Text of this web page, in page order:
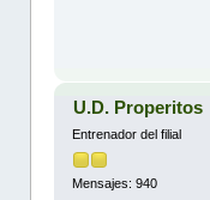
U.D. Properitos
Entrenador del filial
Mensajes: 940